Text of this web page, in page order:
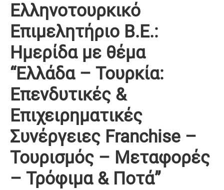
Ελληνοτουρκικό
Επιμελητήριο Β.Ε.:
Hμερίδα με θέμα
“Ελλάδα – Τουρκία:
Επενδυτικές &
Επιχειρηματικές
Συνέργειες Franchise –
Τουρισμός – Μεταφορές
– Τρόφιμα & Ποτά”